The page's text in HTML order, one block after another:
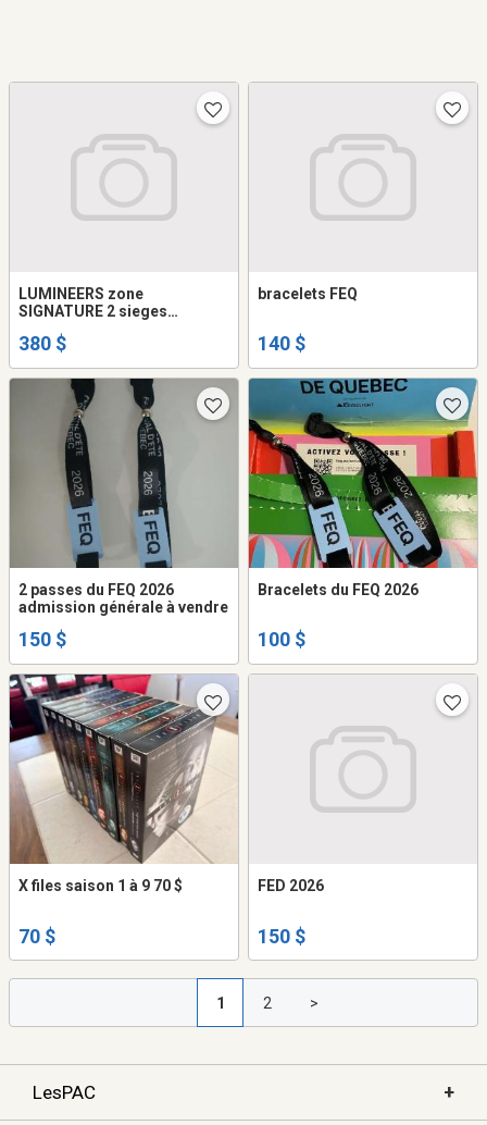
LUMINEERS zone
SIGNATURE 2 sieges
380 $
bracelets FEQ
140 $
2 passes du FEQ 2026
admission générale à vendre
150 $
Bracelets du FEQ 2026
100 $
X files saison 1 à 9 70 $
70 $
FED 2026
150 $
1 2 >
LesPAC +